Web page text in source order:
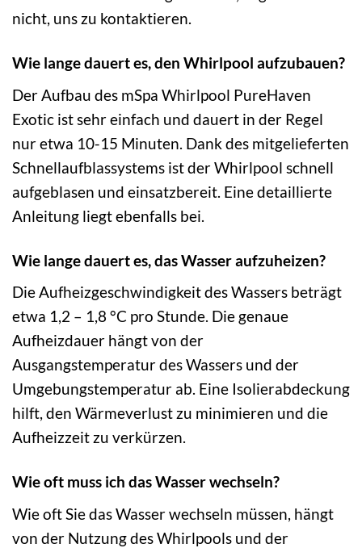
nicht, uns zu kontaktieren.
Wie lange dauert es, den Whirlpool aufzubauen?
Der Aufbau des mSpa Whirlpool PureHaven
Exotic ist sehr einfach und dauert in der Regel
nur etwa 10-15 Minuten. Dank des mitgelieferten
Schnellaufblassystems ist der Whirlpool schnell
aufgeblasen und einsatzbereit. Eine detaillierte
Anleitung liegt ebenfalls bei.
Wie lange dauert es, das Wasser aufzuheizen?
Die Aufheizgeschwindigkeit des Wassers beträgt
etwa 1,2 – 1,8 °C pro Stunde. Die genaue
Aufheizdauer hängt von der
Ausgangstemperatur des Wassers und der
Umgebungstemperatur ab. Eine Isolierabdeckung
hilft, den Wärmeverlust zu minimieren und die
Aufheizzeit zu verkürzen.
Wie oft muss ich das Wasser wechseln?
Wie oft Sie das Wasser wechseln müssen, hängt
von der Nutzung des Whirlpools und der